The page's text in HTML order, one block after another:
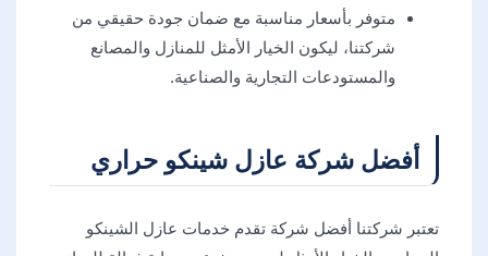
متوفر بأسعار مناسبة مع ضمان جودة حقيقي من
شركتنا، ليكون الخيار الأمثل للمنازل والمصانع
والمستودعات التجارية والصناعية.
أفضل شركة عازل شينكو حراري
تعتبر شركتنا أفضل شركة تقدم خدمات عازل الشينكو